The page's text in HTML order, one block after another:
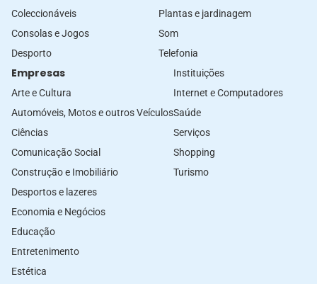
Coleccionáveis
Consolas e Jogos
Desporto
Plantas e jardinagem
Som
Telefonia
Empresas
Arte e Cultura
Automóveis, Motos e outros Veículos
Ciências
Comunicação Social
Construção e Imobiliário
Desportos e lazeres
Economia e Negócios
Educação
Entretenimento
Estética
Instituições
Internet e Computadores
Saúde
Serviços
Shopping
Turismo